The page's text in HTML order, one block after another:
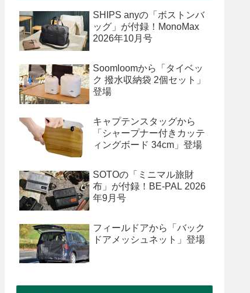
SHIPS anyの「ボストンバ
ッグ」が付録！MonoMax
2026年10月号
Soomloomから「タイベッ
ク 撥水収納袋 2個セット」
登場
キャプテンスタッグから
「シャープナー付きカッテ
ィングボード 34cm」登場
SOTOの「ミニマル旅財
布」が付録！BE-PAL 2026
年9月号
フィールドアから「バック
ドアメッシュネット」登場